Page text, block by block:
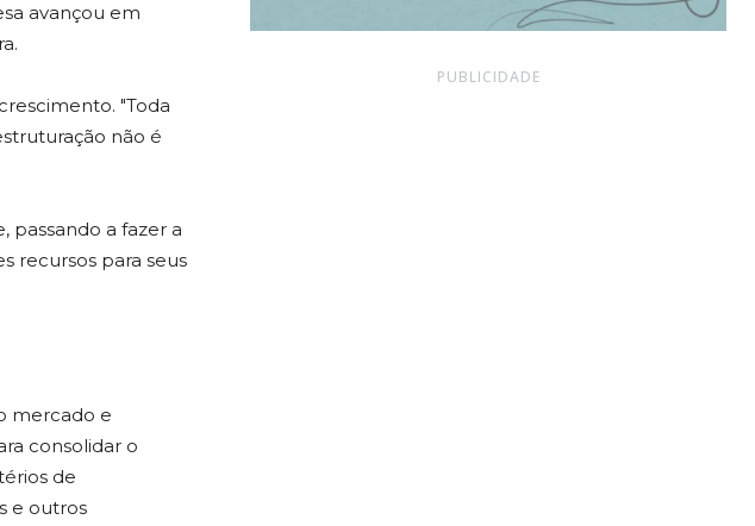
avançou em
"Toda
não é
passando a fazer a
recursos para seus
mercado e
consolidar o
de
e outros
PUBLICIDADE